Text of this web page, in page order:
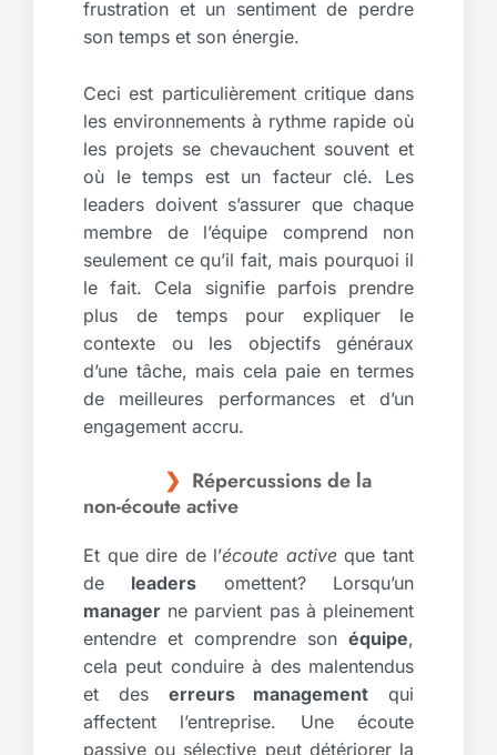
frustration et un sentiment de perdre
son temps et son énergie.
Ceci est particulièrement critique dans
les environnements à rythme rapide où
les projets se chevauchent souvent et
où le temps est un facteur clé. Les
leaders doivent s’assurer que chaque
membre de l’équipe comprend non
seulement ce qu’il fait, mais pourquoi il
le fait. Cela signifie parfois prendre
plus de temps pour expliquer le
contexte ou les objectifs généraux
d’une tâche, mais cela paie en termes
de meilleures performances et d’un
engagement accru.
Répercussions de la
non-écoute active
Et que dire de l’écoute activeque tant
de leaders omettent? Lorsqu’un
manager ne parvient pas à pleinement
entendre et comprendre son équipe,
cela peut conduire à des malentendus
et des erreurs management qui
affectent l’entreprise. Une écoute
passive ou sélective peut détériorer la